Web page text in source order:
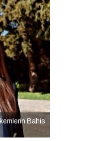
Bahis